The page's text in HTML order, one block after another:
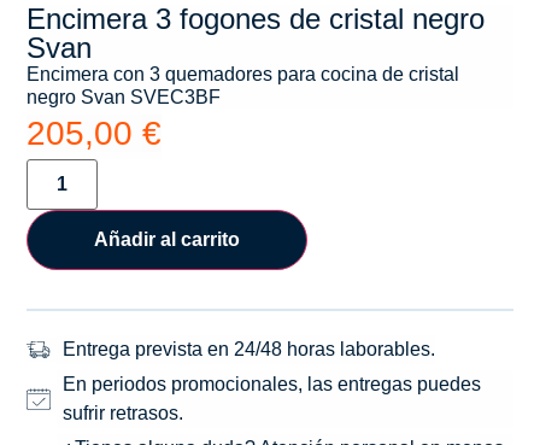
Encimera 3 fogones de cristal negro
Svan
Encimera con 3 quemadores para cocina de cristal
negro Svan SVEC3BF
205,00€
Añadir al carrito
Entrega prevista en 24/48 horas laborables.
En periodos promocionales, las entregas puedes
sufrir retrasos.